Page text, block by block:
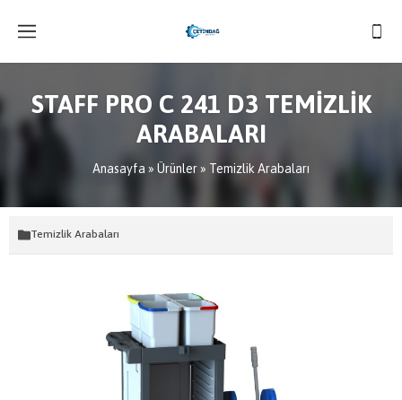
STAFF PRO C 241 D3 TEMİZLİK
ARABALARI
Anasayfa » Ürünler » Temizlik Arabaları
Temizlik Arabaları